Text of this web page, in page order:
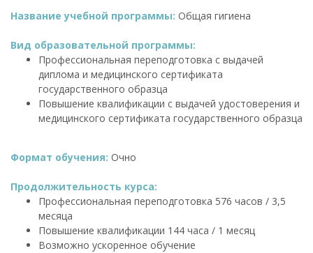
Название учебной программы: Общая гигиена
Вид образовательной программы:
Профессиональная переподготовка с выдачей
диплома и медицинского сертификата
государственного образца
Повышение квалификации с выдачей удостоверения и
медицинского сертификата государственного образца
Формат обучения: Очно
Продолжительность курса:
Профессиональная переподготовка 576 часов / 3,5
месяца
Повышение квалификации 144 часа / 1 месяц
Возможно ускоренное обучение